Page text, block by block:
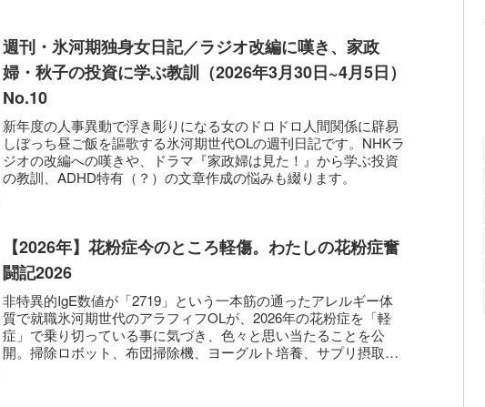
週刊・氷河期独身女日記／ラジオ改編に嘆き、家政
婦・秋子の投資に学ぶ教訓（2026年3月30日~4月5日）
No.10
新年度の人事異動で浮き彫りになる女のドロドロ人間関係に辟易
しぼっち昼ご飯を謳歌する氷河期世代OLの週刊日記です。NHKラ
ジオの改編への嘆きや、ドラマ『家政婦は見た！』から学ぶ投資
の教訓、ADHD特有（？）の文章作成の悩みも綴ります。
【2026年】花粉症今のところ軽傷。わたしの花粉症奮
闘記2026
非特異的IgE数値が「2719」という一本筋の通ったアレルギー体
質で就職氷河期世代のアラフィフOLが、2026年の花粉症を「軽
症」で乗り切っている事に気づき、色々と思い当たることを公
開。掃除ロボット、布団掃除機、ヨーグルト培養、サプリ摂取な